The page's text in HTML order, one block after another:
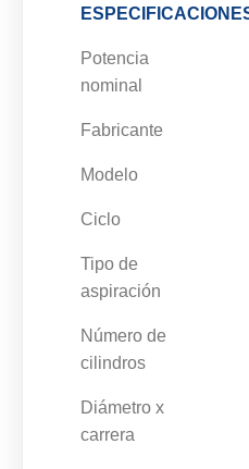
Potencia
nominal
Fabricante
Modelo
Ciclo
Tipo de
aspiración
Número de
cilindros
Diámetro x
carrera